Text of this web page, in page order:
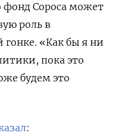
фонд Сороса может
роль в
гонке. «Как бы я ни
пока это
будем это
: